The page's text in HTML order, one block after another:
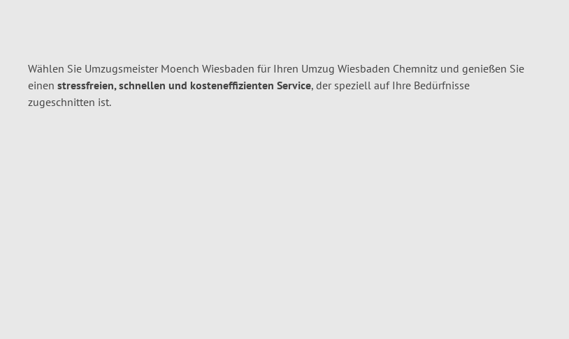
Wählen Sie Umzugsmeister Moench Wiesbaden für Ihren Umzug Wiesbaden Chemnitz und genießen Sie
einen stressfreien, schnellen und kosteneffizienten Service, der speziell auf Ihre Bedürfnisse
zugeschnitten ist.